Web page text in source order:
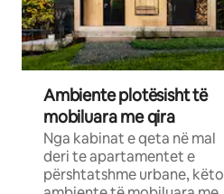
Ambiente plotësisht të
mobiluara me qira
Nga kabinat e qeta në mal
deri te apartamentet e
përshtatshme urbane, këto